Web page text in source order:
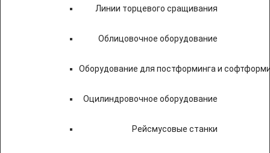
Линии торцевого сращивания
Облицовочное оборудование
Оборудование для постформинга и
Оцилиндровочное оборудование
Рейсмусовые станки